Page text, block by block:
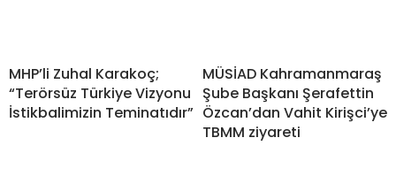
MHP’li Zuhal Karakoç;
“Terörsüz Türkiye Vizyonu
İstikbalimizin Teminatıdır”
MÜSİAD Kahramanmaraş
Şube Başkanı Şerafettin
Özcan’dan Vahit Kirişci’ye
TBMM ziyareti